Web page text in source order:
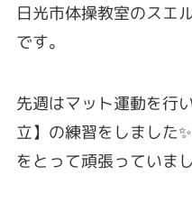
日光市体操教室のスエ
です。
先週はマット運動を行
立】の練習をしました
をとって頑張っていま